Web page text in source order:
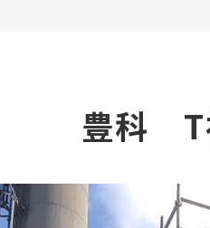
豊科 T